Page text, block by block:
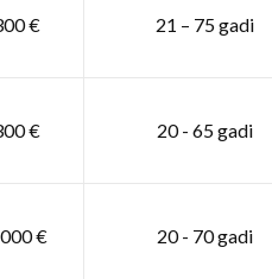
€ 21 – 75 gadi
€ 20 - 65 gadi
€ 20 - 70 gadi